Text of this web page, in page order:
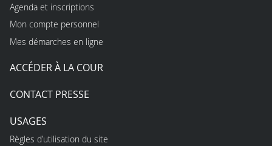
Agenda et inscriptions
Mon compte personnel
Mes démarches en ligne
ACCÉDER À LA COUR
CONTACT PRESSE
USAGES
Règles d’utilisation du site